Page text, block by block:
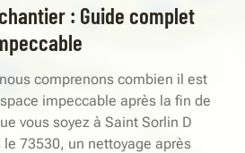
: Guide complet
comprenons combien il est
impeccable après la fin de
vous soyez à Saint Sorlin D
73530, un nettoyage après